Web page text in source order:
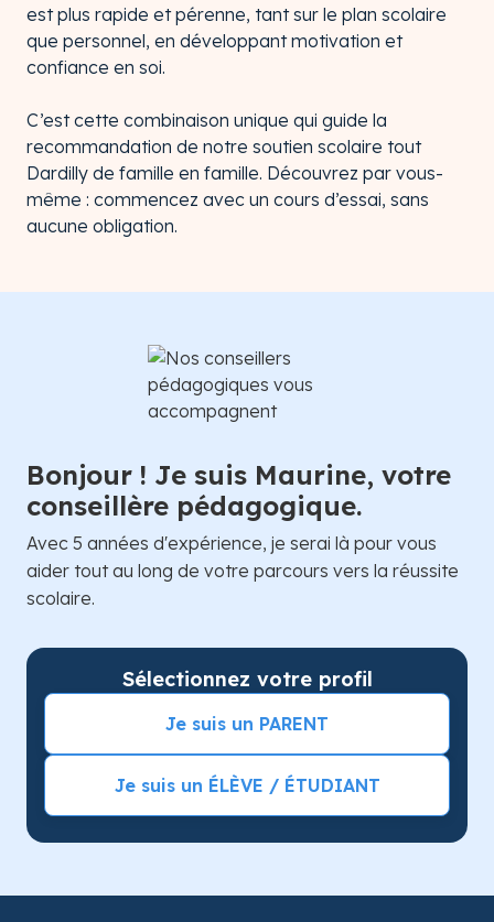
est plus rapide et pérenne, tant sur le plan scolaire
que personnel, en développant motivation et
confiance en soi.
C’est cette combinaison unique qui guide la
recommandation de notre soutien scolaire tout
Dardilly de famille en famille. Découvrez par vous-
même : commencez avec un cours d’essai, sans
aucune obligation.
Bonjour ! Je suis Maurine, votre
conseillère pédagogique.
Avec 5 années d'expérience, je serai là pour vous
aider tout au long de votre parcours vers la réussite
scolaire.
Sélectionnez votre profil
Je suis un PARENT
Je suis un ÉLÈVE / ÉTUDIANT